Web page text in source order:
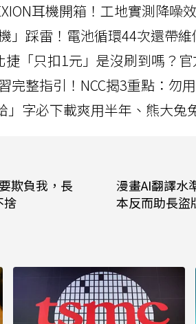
耳機開箱！工地實測降噪
」踩雷！電池循環44次還帶
捷「只扣1元」是沒刷到嗎？
完整指引！NCC揭3重點：勿
」字必下載爽用半年、熊大兔
欺負我，長
捨
漫畫AI翻譯水
本反而助長盜